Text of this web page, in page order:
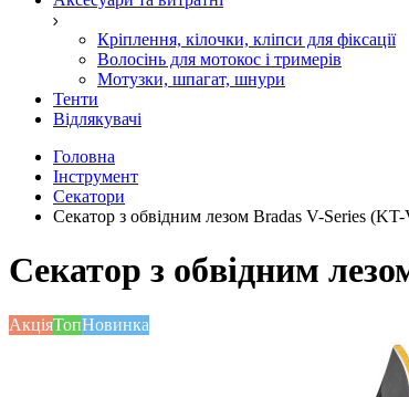
Кріплення, кілочки, кліпси для фіксації
Волосінь для мотокос і тримерів
Мотузки, шпагат, шнури
Тенти
Відлякувачі
Головна
Інструмент
Секатори
Секатор з обвідним лезом Bradas V-Series
Секатор з обвідним
АкціяТопНовинка